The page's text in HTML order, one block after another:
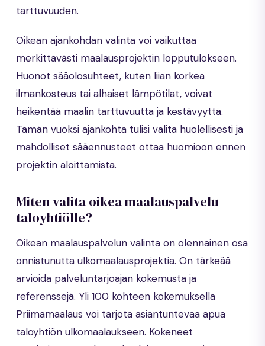
tarttuvuuden.
Oikean ajankohdan valinta voi vaikuttaa
merkittävästi maalausprojektin lopputulokseen.
Huonot sääolosuhteet, kuten liian korkea
ilmankosteus tai alhaiset lämpötilat, voivat
heikentää maalin tarttuvuutta ja kestävyyttä.
Tämän vuoksi ajankohta tulisi valita huolellisesti ja
mahdolliset sääennusteet ottaa huomioon ennen
projektin aloittamista.
Miten valita oikea maalauspalvelu
taloyhtiölle?
Oikean maalauspalvelun valinta on olennainen osa
onnistunutta ulkomaalausprojektia. On tärkeää
arvioida palveluntarjoajan kokemusta ja
referenssejä. Yli 100 kohteen kokemuksella
Priimamaalaus voi tarjota asiantuntevaa apua
taloyhtiön ulkomaalaukseen. Kokeneet